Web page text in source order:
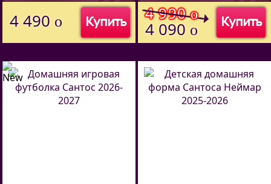
Купить
4 490 o
(Код:45067014
Купить
4 990o
4 090 o